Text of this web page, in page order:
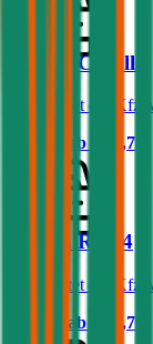
Toyota Corolla
Was kostet die
Prämie ab
€ 32,78
Toyota RAV4
Was kostet die
Prämie ab
€ 80,70